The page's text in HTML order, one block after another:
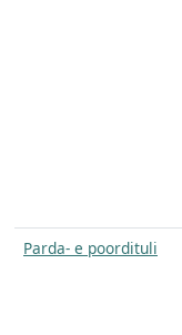
Parda- e poordituli